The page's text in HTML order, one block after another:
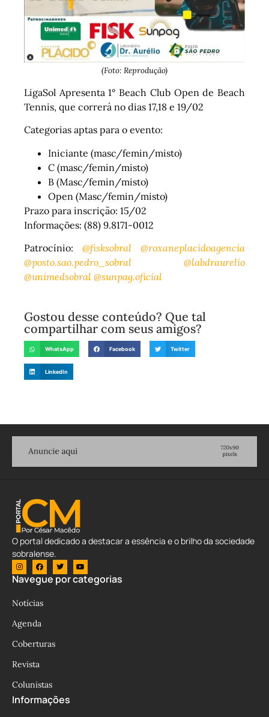
(Foto: Reprodução)
LigaSol Apresenta 1° Beach Club Open de Beach
Tennis, que correrá no dias 17,18 e 19/02
Categorias aptas para o evento:
Iniciante (masc/femin/misto)
C (masc/femin/misto)
B (Masc/femin/misto)
Open (Masc/femin/misto)
Prazo para inscrição: 15/02
Informações: (88) 9.8171-0012
Patrocínio: @fisksobral
@roxaneplacidoagencia
@posto.sao.pedro_sobral
@labdraurelio
@unimedsobral @sunpag.oficial
Gostou desse conteúdo? Que tal
compartilhar com seus amigos?
WhatsApp Facebook Twitter
LinkedIn
O portal dedicado a destacar a essência e o brilho da sociedade
sobralense.
Navegue por categorias
Notícias
Agenda
Coberturas
Revista
Colunistas
Informações